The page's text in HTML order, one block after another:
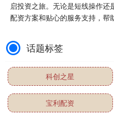
启投资之旅。无论是短线操作
配资方案和贴心的服务支持，帮
话题标签
科创之星
宝利配资